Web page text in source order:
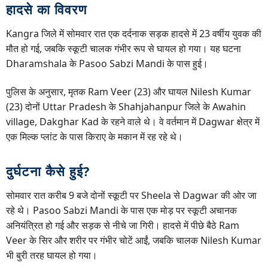
हादसे का विवरण
Kangra जिले में सोमवार रात एक दर्दनाक सड़क हादसे में 23 वर्षीय युवक की
मौत हो गई, जबकि स्कूटी चालक गंभीर रूप से घायल हो गया। यह घटना
Dharamshala के Pasoo Sabzi Mandi के पास हुई।
पुलिस के अनुसार, मृतक Ram Veer (23) और घायल Nilesh Kumar
(23) दोनों Uttar Pradesh के Shahjahanpur जिले के Awahin
village, Dakghar Kad के रहने वाले थे। वे वर्तमान में Dagwar क्षेत्र में
एक मिल्क प्लांट के पास किराए के मकान में रह रहे थे।
दुर्घटना कैसे हुई?
सोमवार रात करीब 9 बजे दोनों स्कूटी पर Sheela से Dagwar की ओर जा
रहे थे। Pasoo Sabzi Mandi के पास एक मोड़ पर स्कूटी अचानक
अनियंत्रित हो गई और सड़क से नीचे जा गिरी। हादसे में पीछे बैठे Ram
Veer के सिर और शरीर पर गंभीर चोटें आईं, जबकि चालक Nilesh Kumar
भी बुरी तरह घायल हो गया।